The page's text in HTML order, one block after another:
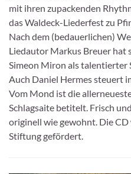
mit ihren zupackenden
das Waldeck-Liederfest zu
Nach dem (bedauerlichen)
Liedautor Markus Breuer hat
Simeon Miron als talentierter
Auch Daniel Hermes steuert
Vom Mond ist die
Schlagsaite betitelt. Frisch
originell wie gewohnt. Die
Stiftung gefördert.